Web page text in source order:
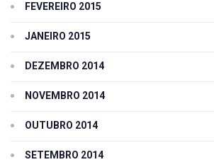
FEVEREIRO 2015
JANEIRO 2015
DEZEMBRO 2014
NOVEMBRO 2014
OUTUBRO 2014
SETEMBRO 2014